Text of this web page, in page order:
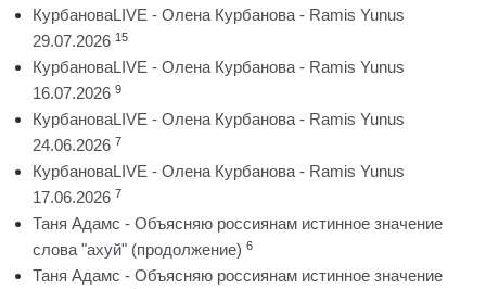
КурбановаLIVE - Олена Курбанова - Ramis Yunus
29.07.2026 15
КурбановаLIVE - Олена Курбанова - Ramis Yunus
16.07.2026 9
КурбановаLIVE - Олена Курбанова - Ramis Yunus
24.06.2026 7
КурбановаLIVE - Олена Курбанова - Ramis Yunus
17.06.2026 7
Таня Адамс - Объясняю россиянам истинное значение
слова "ахуй" (продолжение) 6
Таня Адамс - Объясняю россиянам истинное значение